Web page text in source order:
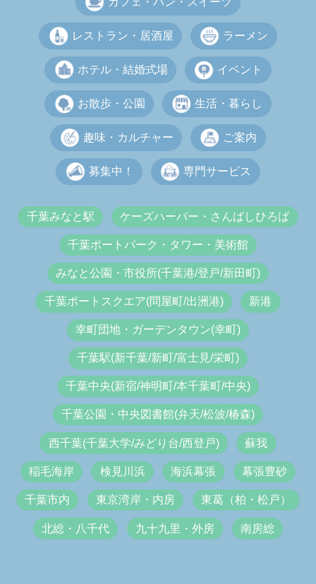
レストラン・居酒屋 ラーメン
ホテル・結婚式場 イベント
お散歩・公園 生活・暮らし
趣味・カルチャー ご案内
募集中！ 専門サービス
千葉みなと駅 ケーズハーバー・さんばしひろば
千葉ポートパーク・タワー・美術館
みなと公園・市役所(千葉港/登戸/新田町)
千葉ポートスクエア(問屋町/出洲港) 新港
幸町団地・ガーデンタウン(幸町)
千葉駅(新千葉/新町/富士見/栄町)
千葉中央(新宿/神明町/本千葉町/中央)
千葉公園・中央図書館(弁天/松波/椿森)
西千葉(千葉大学/みどり台/西登戸) 蘇我
稲毛海岸 検見川浜 海浜幕張 幕張豊砂
千葉市内 東京湾岸・内房 東葛（柏・松戸）
北総・八千代 九十九里・外房 南房総